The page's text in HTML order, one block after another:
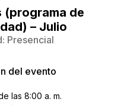
(programa de
– Julio
Presencial
del evento
las 8:00 a. m.